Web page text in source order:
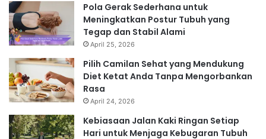
Pola Gerak Sederhana untuk
Meningkatkan Postur Tubuh yang
Tegap dan Stabil Alami
April 25, 2026
Pilih Camilan Sehat yang Mendukung
Diet Ketat Anda Tanpa Mengorbankan
Rasa
April 24, 2026
Kebiasaan Jalan Kaki Ringan Setiap
Hari untuk Menjaga Kebugaran Tubuh